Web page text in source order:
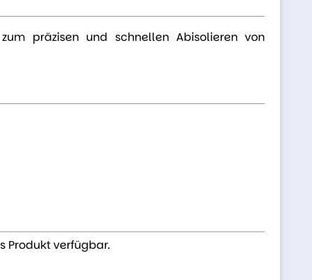
präzisen und schnellen Abisolieren von
Produkt verfügbar.